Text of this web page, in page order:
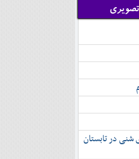
در تابستان